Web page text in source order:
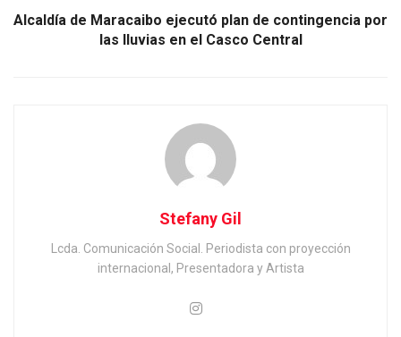
Alcaldía de Maracaibo ejecutó plan de contingencia por
las lluvias en el Casco Central
Stefany Gil
Lcda. Comunicación Social. Periodista con proyección
internacional, Presentadora y Artista